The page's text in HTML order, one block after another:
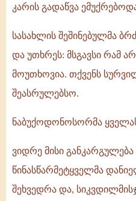
კარის გადაწვა
სასახლის შეშინებულმა
და უთხრეს: მსგავსი რამ
მოუთხოვია. თქვენს
შეასრულებსო.
ნაბუქოდონოსორმა ყველას
ვიდრე მისი
წინასწარმეტყველმა
შეხვედრა და,